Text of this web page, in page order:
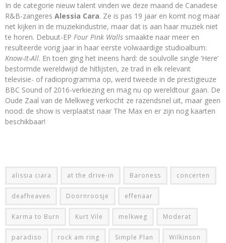
In de categorie nieuw talent vinden we deze maand de Canadese
R&B-zangeres Alessia Cara. Ze is pas 19 jaar en komt nog maar
net kijken in de muziekindustrie, maar dat is aan haar muziek niet
te horen. Debuut-EP Four Pink Walls smaakte naar meer en
resulteerde vorig jaar in haar eerste volwaardige studioalbum:
Know-It-All. En toen ging het ineens hard: de soulvolle single ‘Here’
bestormde wereldwijd de hitlijsten, ze trad in elk relevant
televisie- of radioprogramma op, werd tweede in de prestigieuze
BBC Sound of 2016-verkiezing en mag nu op wereldtour gaan. De
Oude Zaal van de Melkweg verkocht ze razendsnel uit, maar geen
nood: de show is verplaatst naar The Max en er zijn nog kaarten
beschikbaar!
alissia ciara at the drive-in Baroness concerten
deafheaven Doornroosje effenaar
Karma to Burn Kurt Vile melkweg Moderat
paradiso rock am ring Simple Plan Wilkinson